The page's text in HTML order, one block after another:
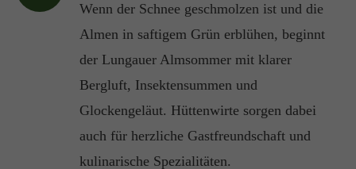
Wenn der Schnee geschmolzen ist und die
Almen in saftigem Grün erblühen, beginnt
der Lungauer Almsommer mit klarer
Bergluft, Insektensummen und
Glockengeläut. Hüttenwirte sorgen dabei
auch für herzliche Gastfreundschaft und
kulinarische Spezialitäten.